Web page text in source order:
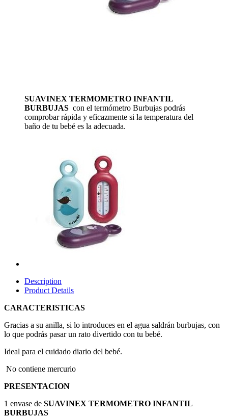
SUAVINEX TERMOMETRO INFANTIL
BURBUJAS con el termómetro Burbujas podrás
comprobar rápida y eficazmente si la temperatura del
baño de tu bebé es la adecuada.
Description
Product Details
CARACTERISTICAS
Gracias a su anilla, si lo introduces en el agua saldrán burbujas, con
lo que podrás pasar un rato divertido con tu bebé.
Ideal para el cuidado diario del bebé.
No contiene mercurio
PRESENTACION
1 envase de SUAVINEX TERMOMETRO INFANTIL
BURBUJAS